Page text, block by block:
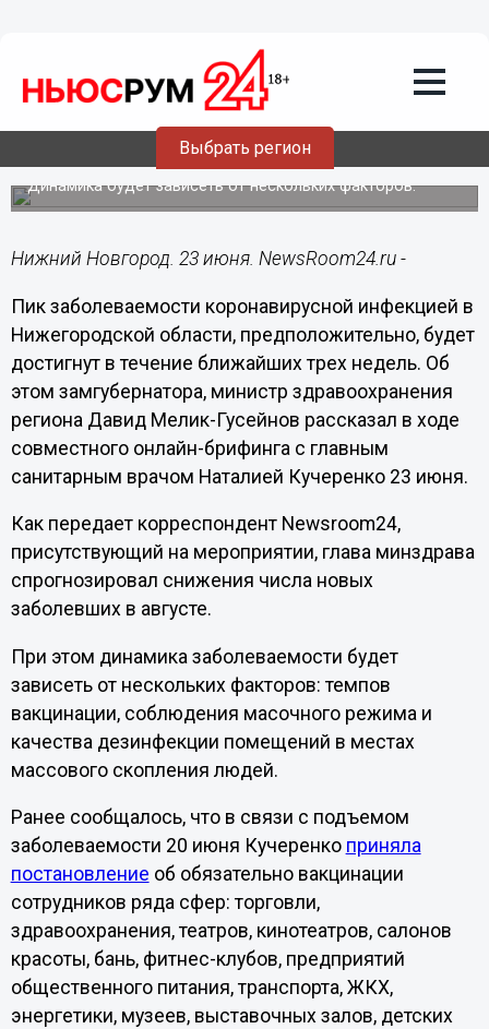
Выбрать регион
Нижегородская область достигнет
пика заболеваемости COVID-19 в
течение трех недель
Динамика будет зависеть от нескольких факторов.
Нижний Новгород. 23 июня. NewsRoom24.ru -
Пик заболеваемости коронавирусной инфекцией в
Нижегородской области, предположительно, будет
достигнут в течение ближайших трех недель. Об
этом замгубернатора, министр здравоохранения
региона Давид Мелик-Гусейнов рассказал в ходе
совместного онлайн-брифинга с главным
санитарным врачом Наталией Кучеренко 23 июня.
Как передает корреспондент Newsroom24,
присутствующий на мероприятии, глава минздрава
спрогнозировал снижения числа новых
заболевших в августе.
При этом динамика заболеваемости будет
зависеть от нескольких факторов: темпов
вакцинации, соблюдения масочного режима и
качества дезинфекции помещений в местах
массового скопления людей.
Ранее сообщалось, что в связи с подъемом
заболеваемости 20 июня Кучеренко приняла
постановление об обязательно вакцинации
сотрудников ряда сфер: торговли,
здравоохранения, театров, кинотеатров, салонов
красоты, бань, фитнес-клубов, предприятий
общественного питания, транспорта, ЖКХ,
энергетики, музеев, выставочных залов, детских